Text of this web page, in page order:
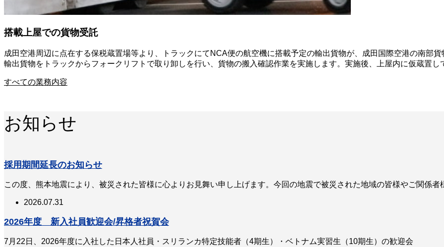
搭載上屋での貨物受託
成田空港周辺に点在する保税蔵置場等より、トラックにてNCA便の航空機に搭載予定の輸出貨物が、成田国際空港の南部
輸出貨物をトラックからフォークリフトで取り卸しを行い、貨物の搬入確認作業を実施します。実施後、上屋内に仮蔵置
すべての業務内容
お知らせ
採用期間延長のお知らせ
この度、熊本地震により、被災された皆様に心よりお見舞い申し上げます。今回の地震で被災された地域の皆様やご関係者
2026.07.31
2026年度 新入社員歓迎会/昇格者祝賀会
7月22日、2026年度に入社した日本人社員・スリランカ特定技能者（4期生）・ベトナム実習生（10期生）の歓迎会